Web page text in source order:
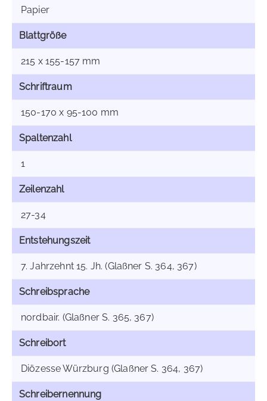
Papier
Blattgröße
215 x 155-157 mm
Schriftraum
150-170 x 95-100 mm
Spaltenzahl
1
Zeilenzahl
27-34
Entstehungszeit
7. Jahrzehnt 15. Jh. (Glaßner S. 364, 367)
Schreibsprache
nordbair. (Glaßner S. 365, 367)
Schreibort
Diözesse Würzburg (Glaßner S. 364, 367)
Schreibernennung